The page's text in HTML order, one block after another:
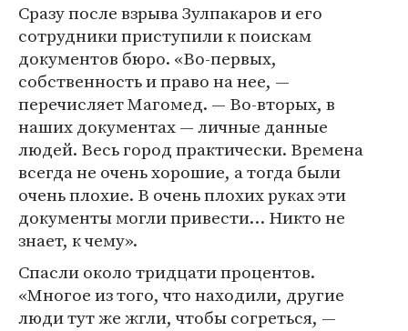
Сразу после взрыва Зулпакаров и его
сотрудники приступили к поискам
документов бюро. «Во-первых,
собственность и право на нее, —
перечисляет Магомед. — Во-вторых, в
наших документах — личные данные
людей. Весь город практически. Времена
всегда не очень хорошие, а тогда были
очень плохие. В очень плохих руках эти
документы могли привести… Никто не
знает, к чему».
Спасли около тридцати процентов.
«Многое из того, что находили, другие
люди тут же жгли, чтобы согреться, —